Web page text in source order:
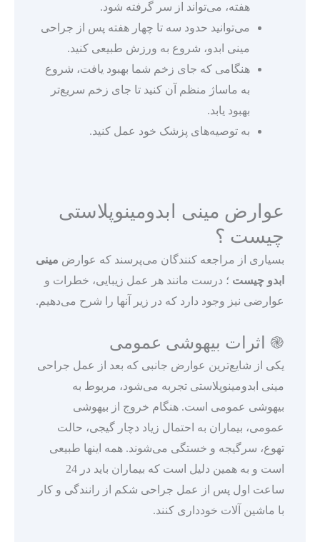
هفته، می‌تواند از سر گرفته شود.
می‌توانید حدود سه تا چهار هفته پس از جراحی
مینی ابدو، شروع به ورزش طبیعی کنید.
هنگامی که جای زخم شما بهبود یافت، شروع
به ماساژ منظم آن کنید تا جای زخم سریع‌تر
بهبود یابد.
به توصیه‌های پزشک خود عمل کنید.
عوارض مینی ابدومینوپلاستی
چیست ؟
بسیاری از مراجعه کنندگان می‌پرسند که عوارض مینی
ابدو چیست ؛ درست مانند هر عمل زیبایی، خطرات و
عوارضی نیز وجود دارد که در زیر آنها را شرح می‌دهیم.
֎ اثرات بیهوشی عمومی
یکی از شایع‌ترین عوارض جانبی که بعد از عمل جراحی
مینی ابدومینوپلاستی تجربه می‌شود، مربوط به
بیهوشی عمومی است. هنگام خروج از بیهوشی
عمومی، بیماران به احتمال زیاد دچار گیجی، حالت
تهوع، سرگیجه و خستگی می‌شوند. همه اینها طبیعی
است و به همین دلیل است که بیماران باید در 24
ساعت اول پس از عمل جراحی شکم از رانندگی و کار
با ماشین آلات خودداری کنند.